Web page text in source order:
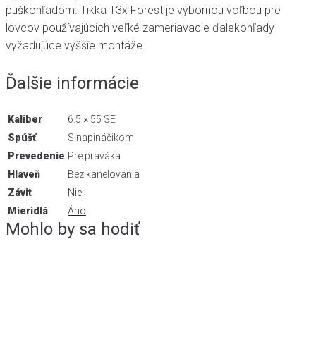
puškohľadom. Tikka T3x Forest je výbornou voľbou pre
lovcov používajúcich veľké zameriavacie ďalekohľady
vyžadujúce vyššie montáže.
Ďalšie informácie
Kaliber
6.5 × 55 SE
Spúšť
S napináčikom
Prevedenie Pre praváka
Hlaveň
Bez kanelovania
Závit
Nie
Mieridlá
Áno
Mohlo by sa hodiť